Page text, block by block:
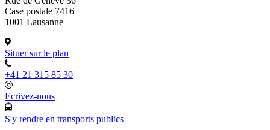
Case postale 7416
1001 Lausanne
Situer sur le plan
+41 21 315 85 30
Ecrivez-nous
S'y rendre en transports publics